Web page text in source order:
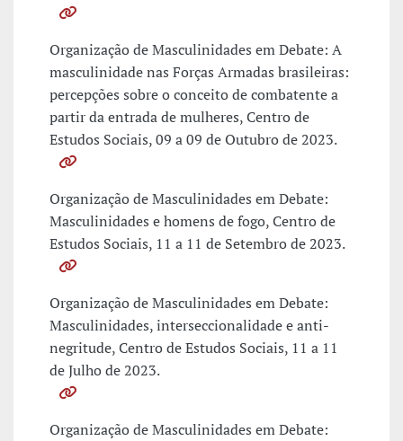
Organização de Masculinidades em Debate: A
masculinidade nas Forças Armadas brasileiras:
percepções sobre o conceito de combatente a
partir da entrada de mulheres, Centro de
Estudos Sociais, 09 a 09 de Outubro de 2023.
Organização de Masculinidades em Debate:
Masculinidades e homens de fogo, Centro de
Estudos Sociais, 11 a 11 de Setembro de 2023.
Organização de Masculinidades em Debate:
Masculinidades, interseccionalidade e anti-
negritude, Centro de Estudos Sociais, 11 a 11
de Julho de 2023.
Organização de Masculinidades em Debate: